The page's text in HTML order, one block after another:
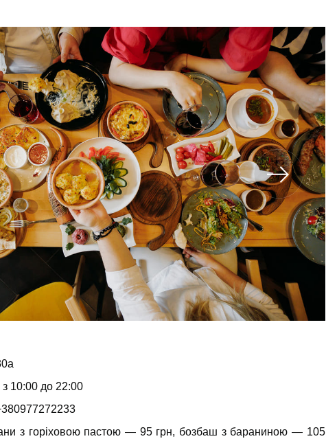
10:00 до 22:00
з горіховою пастою — 95 грн, бозбаш з бараниною — 105